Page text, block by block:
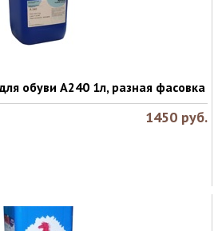
обуви А240 1л, разная фасовка
1450 руб.